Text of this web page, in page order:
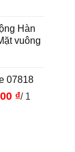
Hàn
vuông
07818
₫Giá
/ 1